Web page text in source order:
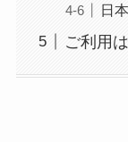
日
ご利用